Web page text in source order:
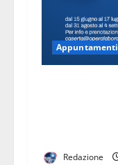
Appuntamenti
Redazione